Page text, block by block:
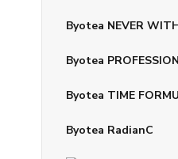
Byotea NEVER
Byotea
Byotea TIME
Byotea RadianC